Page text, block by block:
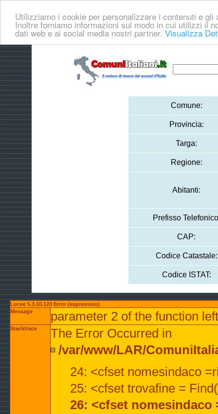
Utilizziamo i cookie per personalizzare i contenuti e
Inoltre forniamo informazioni sul modo in cui utilizzi il
dati web e ai social media nostri partner. Visualizza
Comune:
Provincia:
Targa:
Regione:
Abitanti:
Prefisso
CAP:
Codice Catastale:
Codice ISTAT:
Lucee 5.3.10.120 Error (expression)
Message
parameter 2 of the function
Stacktrace
The Error Occurred in
/var/www/LAR/
24: <cfset nomesindaco
25: <cfset trovafine =
26: <cfset